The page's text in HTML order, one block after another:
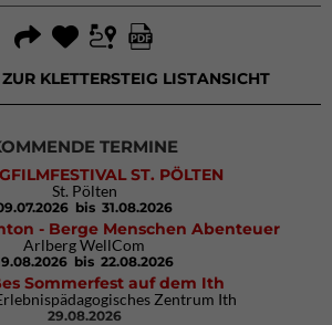
KLETTERSTEIG LISTANSICHT
TERMINE
ST. PÖLTEN
St. Pölten
bis 31.08.2026
- Berge Menschen Abenteuer
Arlberg WellCom
bis 22.08.2026
Sommerfest auf dem Ith
Zentrum Ith
29.08.2026